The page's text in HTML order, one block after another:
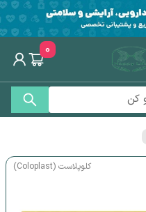
0
کلوپلاست (Coloplast)